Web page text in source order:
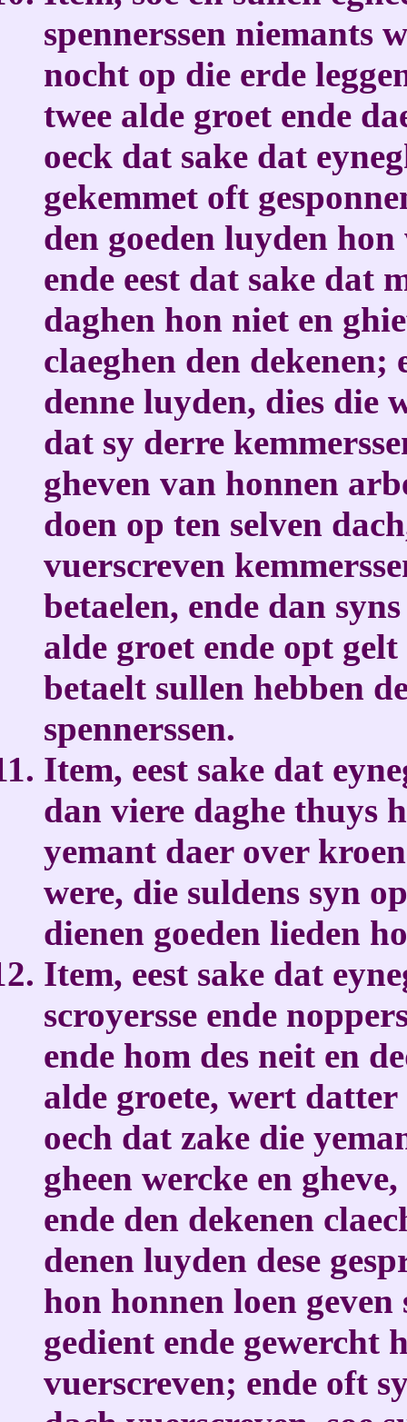
spennerssen niemants
nocht op die erde
twee alde groet ende
oeck dat sake dat
gekemmet oft
den goeden luyden
ende eest dat sake dat
daghen hon niet en
claeghen den dekenen;
denne luyden, dies die
dat sy derre
gheven van honnen
doen op ten selven
vuerscreven
betaelen, ende dan
alde groet ende opt
betaelt sullen hebben
spennerssen.
Item, eest sake dat
dan viere daghe thuys
yemant daer over
were, die suldens syn
dienen goeden lieden
Item, eest sake dat
scroyersse ende
ende hom des neit en
alde groete, wert datter
oech dat zake die
gheen wercke en
ende den dekenen
denen luyden dese
hon honnen loen
gedient ende gewercht
vuerscreven; ende oft